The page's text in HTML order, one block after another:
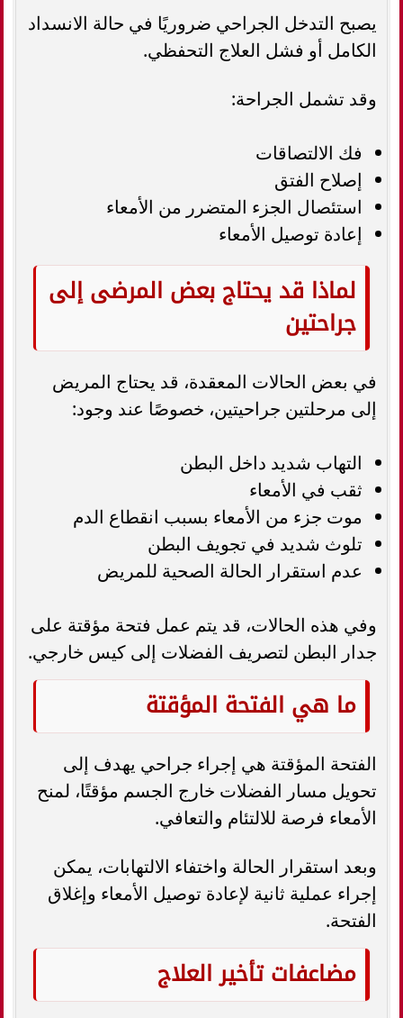
يصبح التدخل الجراحي ضروريًا في حالة الانسداد
الكامل أو فشل العلاج التحفظي.
وقد تشمل الجراحة:
فك الالتصاقات
إصلاح الفتق
استئصال الجزء المتضرر من الأمعاء
إعادة توصيل الأمعاء
لماذا قد يحتاج بعض المرضى إلى
جراحتين
في بعض الحالات المعقدة، قد يحتاج المريض
إلى مرحلتين جراحيتين، خصوصًا عند وجود:
التهاب شديد داخل البطن
ثقب في الأمعاء
موت جزء من الأمعاء بسبب انقطاع الدم
تلوث شديد في تجويف البطن
عدم استقرار الحالة الصحية للمريض
وفي هذه الحالات، قد يتم عمل فتحة مؤقتة على
جدار البطن لتصريف الفضلات إلى كيس خارجي.
ما هي الفتحة المؤقتة
الفتحة المؤقتة هي إجراء جراحي يهدف إلى
تحويل مسار الفضلات خارج الجسم مؤقتًا، لمنح
الأمعاء فرصة للالتئام والتعافي.
وبعد استقرار الحالة واختفاء الالتهابات، يمكن
إجراء عملية ثانية لإعادة توصيل الأمعاء وإغلاق
الفتحة.
مضاعفات تأخير العلاج